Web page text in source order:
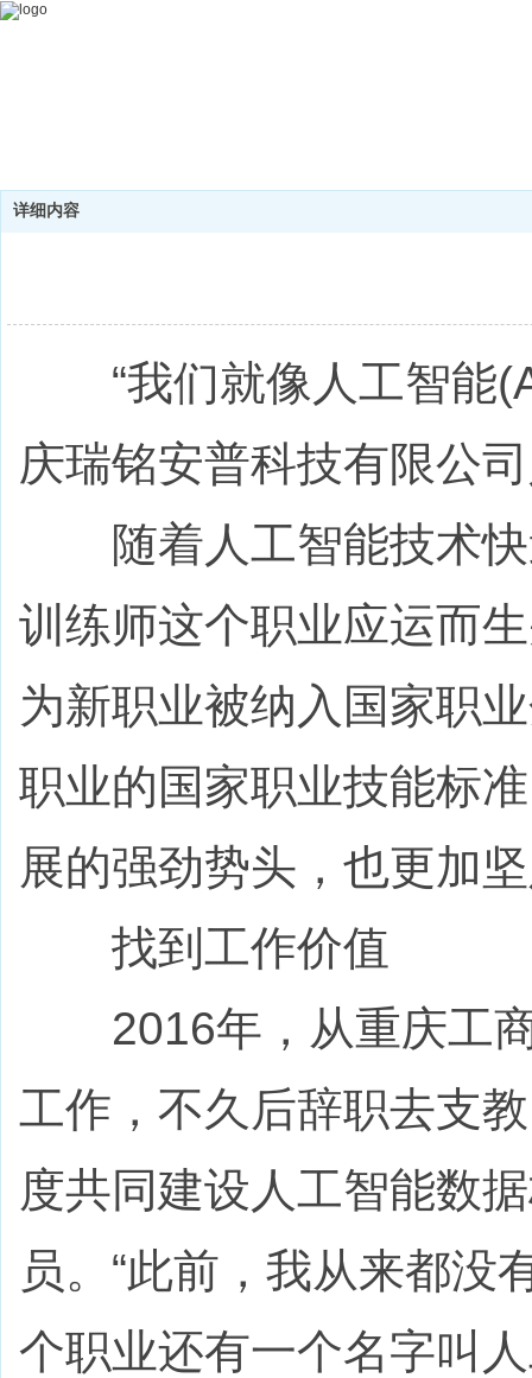
详细内容
“我们就像人工智能
庆瑞铭安普科技有限公
随着人工智能技术快
训练师这个职业应运而
为新职业被纳入国家职
职业的国家职业技能标
展的强劲势头，也更加
找到工作价值
2016年，从重庆工商
工作，不久后辞职去支
度共同建设人工智能数
员。“此前，我从来都没
个职业还有一个名字叫